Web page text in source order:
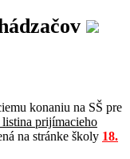
konaniu na SŠ pre
prijímacieho
na stránke školy 18.